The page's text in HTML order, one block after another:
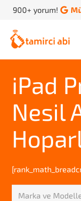
900+ yorum!
iPad
Nesil